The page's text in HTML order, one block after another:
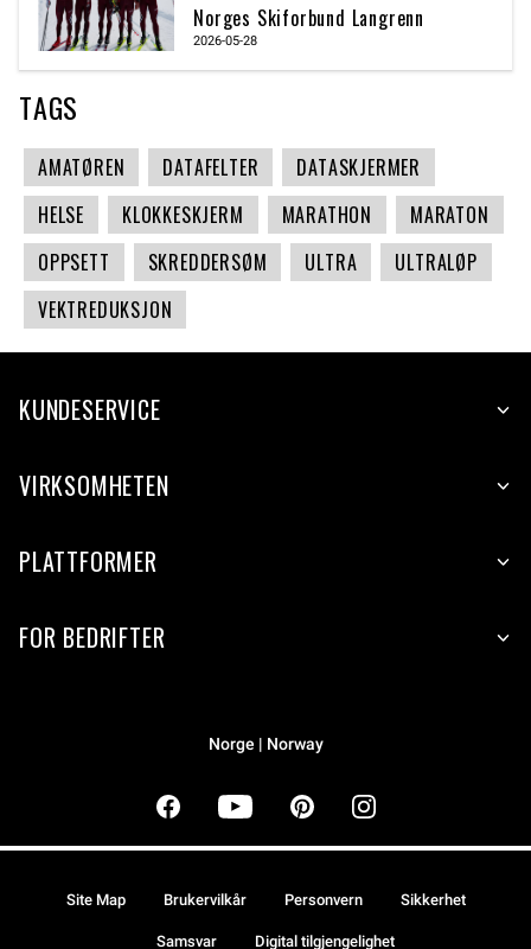
Norges Skiforbund Langrenn
2026-05-28
TAGS
AMATØREN DATAFELTER
DATASKJERMER
HELSE
KLOKKESKJERM MARATHON
MARATON
OPPSETT
SKREDDERSØM ULTRA
ULTRALØP
VEKTREDUKSJON
KUNDESERVICE
VIRKSOMHETEN
PLATTFORMER
FOR BEDRIFTER
Norge | Norway
Site Map Brukervilkår Personvern Sikkerhet
Samsvar Digital tilgjengelighet